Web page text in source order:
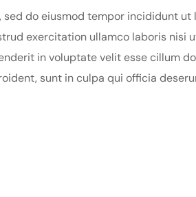
do eiusmod tempor incididunt ut
exercitation ullamco laboris nisi
in voluptate velit esse cillum
sunt in culpa qui officia